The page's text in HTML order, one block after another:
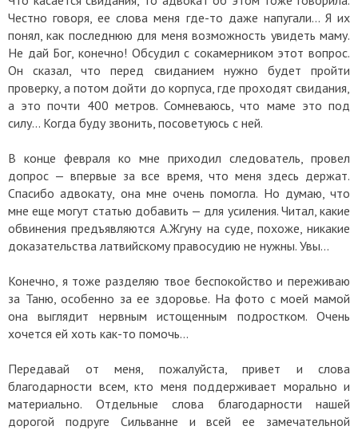
Честно говоря, ее слова меня где-то даже напугали… Я их
понял, как последнюю для меня возможность увидеть маму.
Не дай Бог, конечно! Обсудил с сокамерником этот вопрос.
Он сказал, что перед свиданием нужно будет пройти
проверку, а потом дойти до корпуса, где проходят свидания,
а это почти 400 метров. Сомневаюсь, что маме это под
силу… Когда буду звонить, посоветуюсь с ней.
В конце февраля ко мне приходил следователь, провел
допрос — впервые за все время, что меня здесь держат.
Спасибо адвокату, она мне очень помогла. Но думаю, что
мне еще могут статью добавить — для усиления. Читал, какие
обвинения предъявляются А.Жгуну на суде, похоже, никакие
доказательства латвийскому правосудию не нужны. Увы…
Конечно, я тоже разделяю твое беспокойство и переживаю
за Таню, особенно за ее здоровье. На фото с моей мамой
она выглядит нервным истощенным подростком. Очень
хочется ей хоть как-то помочь…
Передавай от меня, пожалуйста, привет и слова
благодарности всем, кто меня поддерживает морально и
материально. Отдельные слова благодарности нашей
дорогой подруге Сильванне и всей ее замечательной